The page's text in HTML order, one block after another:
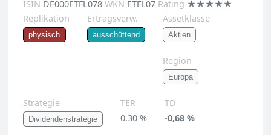
ISIN DE000ETFL078 WKN ETFL07 Rating ★★★★★
Replikation
physisch
Ertragsverw.
ausschüttend
Assetklasse
Aktien
Region
Europa
Strategie
Dividendenstrategie
TER
0,30 %
TD
-0,68 %